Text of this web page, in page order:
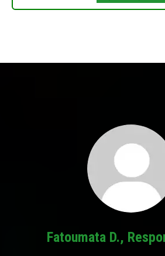
Fatoumata D.,